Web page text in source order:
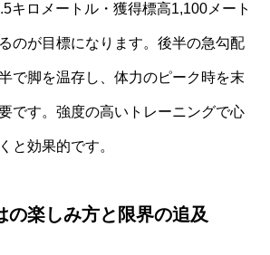
キロメートル・獲得標高1,100メート
のが目標になります。後半の急勾配
で脚を温存し、体力のピーク時を末
です。強度の高いトレーニングで心
と効果的です。
の楽しみ方と限界の追及